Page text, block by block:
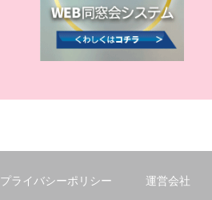
プライバシーポリシー 運営会社